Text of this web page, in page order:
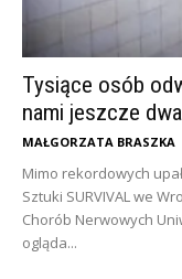
Tysiące osób
nami jeszcze
MAŁGORZATA BRASZKA
Mimo rekordowych
Sztuki SURVIVAL we
Chorób Nerwowych
ogląda...